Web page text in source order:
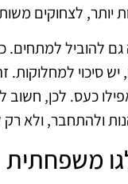
לצחוקים
להוביל למתחים.
סיכוי למחלוקות.
כעס. לכן, חשוב
ולהתחבר, ולא רק
משפחתית